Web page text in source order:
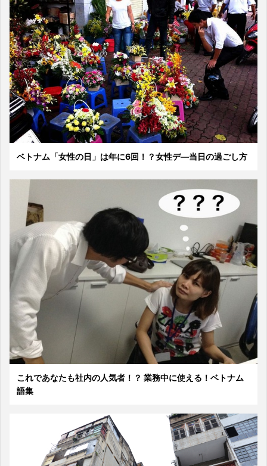
ベトナム「女性の日」は年に6回！？女性デ―当日の過ごし方
これであなたも社内の人気者！？ 業務中に使える！ベトナム
語集